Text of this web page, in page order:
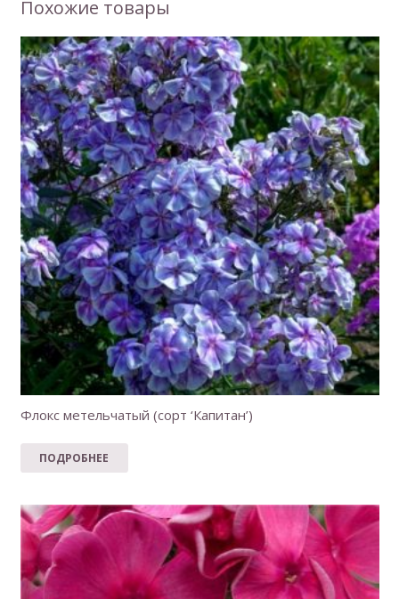
Похожие товары
Флокс метельчатый (сорт ‘Капитан’)
ПОДРОБНЕЕ